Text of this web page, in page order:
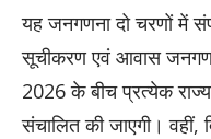
यह जनगणना दो चरणों में
सूचीकरण एवं आवास
2026 के बीच प्रत्येक राज्य
संचालित की जाएगी। वहीं,